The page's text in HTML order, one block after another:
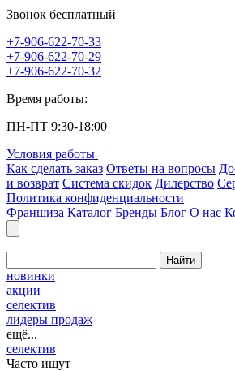
Звонок бесплатный
+7-906-622-70-33
+7-906-622-70-29
+7-906-622-70-32
Время работы:
ПН-ПТ 9:30-18:00
Условия работы
Как сделать заказ Ответы на вопросы
и возврат Система скидок Дилерство
Политика конфиденциальности
Франшиза Каталог Бренды Блог О нас
Найти
новинки
акции
селектив
лидеры продаж
ещё...
селектив
Часто ищут